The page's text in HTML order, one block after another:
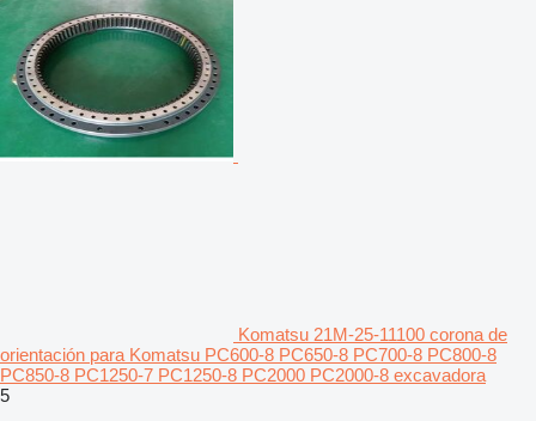
Komatsu 21M-25-11100 corona de
orientación para Komatsu PC600-8 PC650-8 PC700-8 PC800-8
PC850-8 PC1250-7 PC1250-8 PC2000 PC2000-8 excavadora
5